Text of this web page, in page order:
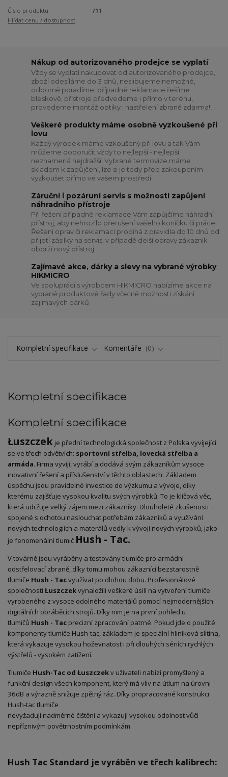
Číslo produktu:
/11
Hlídat cenu / dostupnost
Nákup od autorizovaného prodejce se vyplatí
Vždy se vyplatí nakupovat od autorizovaného prodejce,
zboží odesíláme do 3 dnů, neslibujeme nemožné,
odborně poradíme, případné reklamace řešíme
bleskově, přístroje předvedeme i přímo v terénu,
provedeme montáž optiky i nastřelení zbraně zdarma!!
Veškeré produkty máme osobně vyzkoušené při
lovu
Každý výrobek máme vzkoušený při lovu a tak Vám
můžeme doporučit vždy to nejlepší - nejlepší
neznamená nejdražší. Vybrané termovize máme
skladem k zapůjčení, lze si je tedy před zakoupením
vyzkoušet přímo ve vašem prostředí.
Záruční i pozáruní servis s možností zapůjení
náhradního přístroje
Při řešení případné reklamace Vám zapůjčíme náhradní
přístroj, aby nehrozilo přerušení vašeho koníčku či práce.
Řešení oprav či reklamací probíhá z pravidla do 10 dnů od
přijetí zásilky na servis, v případě delší opravy zákazník
obdrží nový přístroj
Zajímavé akce, dárky a slevy na vybrané výrobky
HIKMICRO
Ve spolupráci s výrobcem HIKMICRO nabízíme akce na
vybrané produktové řady včetně možnosti získání
zajímavých dárků
Kompletní specifikace Komentáře 0
Kompletní specifikace
Kompletní specifikace
Łuszczek je přední technologická společnost z Polska vyvíjející
se ve třech odvětvích: sportovní střelba, lovecká střelba a
armáda. Firma vyvíjí, vyrábí a dodává svým zákazníkům vysoce
inovativní řešení a příslušenství v těchto oblastech. Základem
úspěchu jsou pravidelné investice do výzkumu a vývoje, díky
kterému zajišťuje vysokou kvalitu svých výrobků. To je klíčová věc,
která udržuje velký zájem mezi zákazníky. Dlouholeté zkušenosti
spojené s ochotou naslouchat potřebám zákazníků a využívání
nových technologiích a materálů vedly k vývoji nových výrobků, jako
je fenomenální tlumič Hush - Tac.
V továrně jsou vyráběny a testovány tlumiče pro armádní
odstřelovací zbraně, díky tomu mohou zákaznící bezstarostně
tlumiče Hush - Tacvyužívat po dlohou dobu. Profesionálové
společnosti Łuszczekvynaložili veškeré úsilí na vytvoření tlumiče
vyrobeného z vysoce odolného materiálů pomocí nejmodernějších
digitálních obráběcích strojů. Díky nim je na první pohled u
tlumičů Hush - Tac precizní zpracování patrné. Pokud jde o použité
komponenty tlumiče Hush-tac, základem je speciální hliníková slitina,
která vykazuje vysokou hoževnatost i při dlouhých sériích rychlých
výstřelů - vysokém zatížení.
Tlumiče Hush-Tac od Łuszczekv uživateli nabízí promyšlený a
funkční design všech komponent, který má vliv na útlum na úrovni
36dB a výrazně snižuje zpětný ráz. Díky propracované konstrukci
Hush-tac tlumiče
nevyžadují nadměrné čištění a vykazují vysokou odolnost vůči
nepříznivým povětrnostním podmínkám.
Hush Tac Standard je vyráběn ve třech kalibrech: